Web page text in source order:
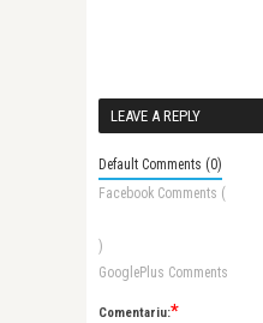
LEAVE A REPLY
Default Comments (0)
Facebook Comments (
)
GooglePlus Comments
Comentariu:*